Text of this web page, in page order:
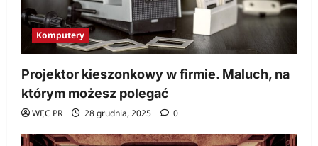
Komputery
Projektor kieszonkowy w firmie. Maluch, na
którym możesz polegać
WĘC PR 28 grudnia, 2025 0